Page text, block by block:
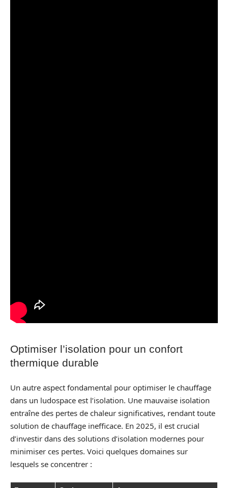
Optimiser l’isolation pour un confort
thermique durable
Un autre aspect fondamental pour optimiser le chauffage
dans un ludospace est l’isolation. Une mauvaise isolation
entraîne des pertes de chaleur significatives, rendant toute
solution de chauffage inefficace. En 2025, il est crucial
d’investir dans des solutions d’isolation modernes pour
minimiser ces pertes. Voici quelques domaines sur
lesquels se concentrer :